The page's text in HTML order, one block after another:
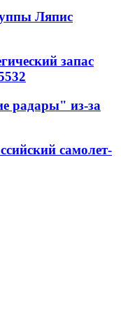
Ляпис
запас
радары" из-за
самолет-